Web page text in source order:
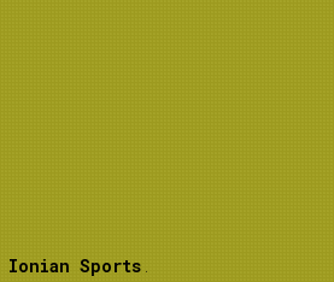
Ionian Sports .